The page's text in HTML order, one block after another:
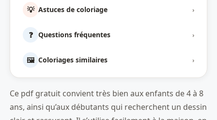
💡 Astuces de coloriage ›
❓ Questions fréquentes ›
🖼️ Coloriages similaires ›
Ce pdf gratuit convient très bien aux enfants de 4 à 8
ans, ainsi qu’aux débutants qui recherchent un dessin